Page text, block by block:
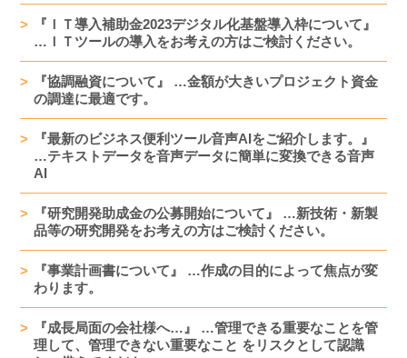
『ＩＴ導入補助金2023デジタル化基盤導入枠について』
…ＩＴツールの導入をお考えの方はご検討ください。
『協調融資について』 …金額が大きいプロジェクト資金
の調達に最適です。
『最新のビジネス便利ツール音声AIをご紹介します。』
…テキストデータを音声データに簡単に変換できる音声
AI
『研究開発助成金の公募開始について』 …新技術・新製
品等の研究開発をお考えの方はご検討ください。
『事業計画書について』 …作成の目的によって焦点が変
わります。
『成長局面の会社様へ…』 …管理できる重要なことを管
理して、管理できない重要なこと をリスクとして認識